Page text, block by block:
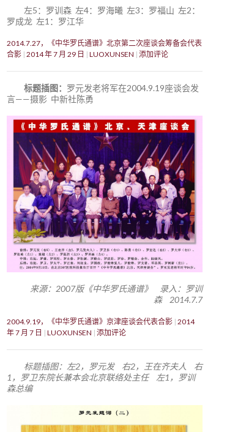
左5：罗训森 左4：罗海曦 左3：罗福山 左2：
罗成龙 左1：罗江华
2014.7.27，《中华罗氏通谱》北京第二次座谈会筹备会代表
合影 2014 年 7 月 29 日 LUOXUNSEN 添加评论
标题插图： 罗元发老将军在2004.9.19座谈会发
言——摄影 中新社陈勇
来源：2007版《中华罗氏通谱》 录入：罗训
森 2014.7.7
2004.9.19，《中华罗氏通谱》京津座谈会代表合影 2014
年 7 月 7 日
LUOXUNSEN 添加评论
标题插图：左2，罗元发 右2，王在齐夫人 右
1，罗卫东院长兼本会北京联络处主任 左1，罗训
森总编